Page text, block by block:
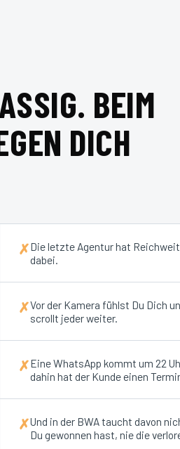
BEIM
DICH
✗Die letzte Agentur hat
dabei.
✗Vor der Kamera fühlst Du Dich
scrollt jeder weiter.
✗Eine WhatsApp kommt um 22
dahin hat der Kunde einen
✗Und in der BWA taucht davon
Du gewonnen hast, nie die